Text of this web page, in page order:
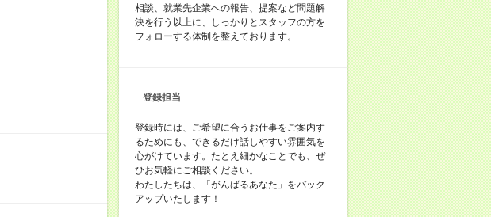
相談、就業先企業への報告、提案など問題解
決を行う以上に、しっかりとスタッフの方を
フォローする体制を整えております。
登録担当
登録時には、ご希望に合うお仕事をご案内す
るためにも、できるだけ話しやすい雰囲気を
心がけています。たとえ細かなことでも、ぜ
ひお気軽にご相談ください。
わたしたちは、「がんばるあなた」をバック
アップいたします！